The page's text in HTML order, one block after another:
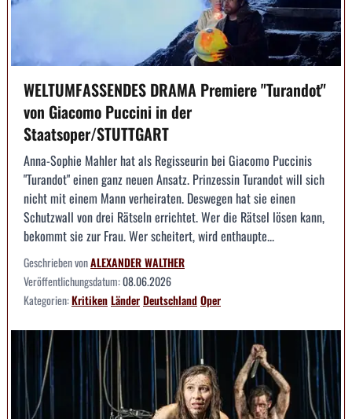
WELTUMFASSENDES DRAMA Premiere "Turandot"
von Giacomo Puccini in der
Staatsoper/STUTTGART
Anna-Sophie Mahler hat als Regisseurin bei Giacomo Puccinis
"Turandot" einen ganz neuen Ansatz. Prinzessin Turandot will sich
nicht mit einem Mann verheiraten. Deswegen hat sie einen
Schutzwall von drei Rätseln errichtet. Wer die Rätsel lösen kann,
bekommt sie zur Frau. Wer scheitert, wird enthaupte...
Geschrieben vonALEXANDER WALTHER
Veröffentlichungsdatum:08.06.2026
Kategorien:KritikenLänderDeutschlandOper